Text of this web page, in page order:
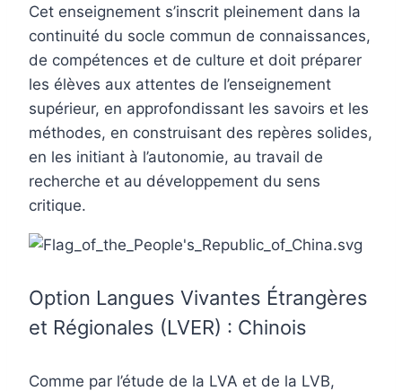
Cet enseignement s’inscrit pleinement dans la
continuité du socle commun de connaissances,
de compétences et de culture et doit préparer
les élèves aux attentes de l’enseignement
supérieur, en approfondissant les savoirs et les
méthodes, en construisant des repères solides,
en les initiant à l’autonomie, au travail de
recherche et au développement du sens
critique.
Option Langues Vivantes Étrangères
et Régionales (LVER) : Chinois
Comme par l’étude de la LVA et de la LVB,